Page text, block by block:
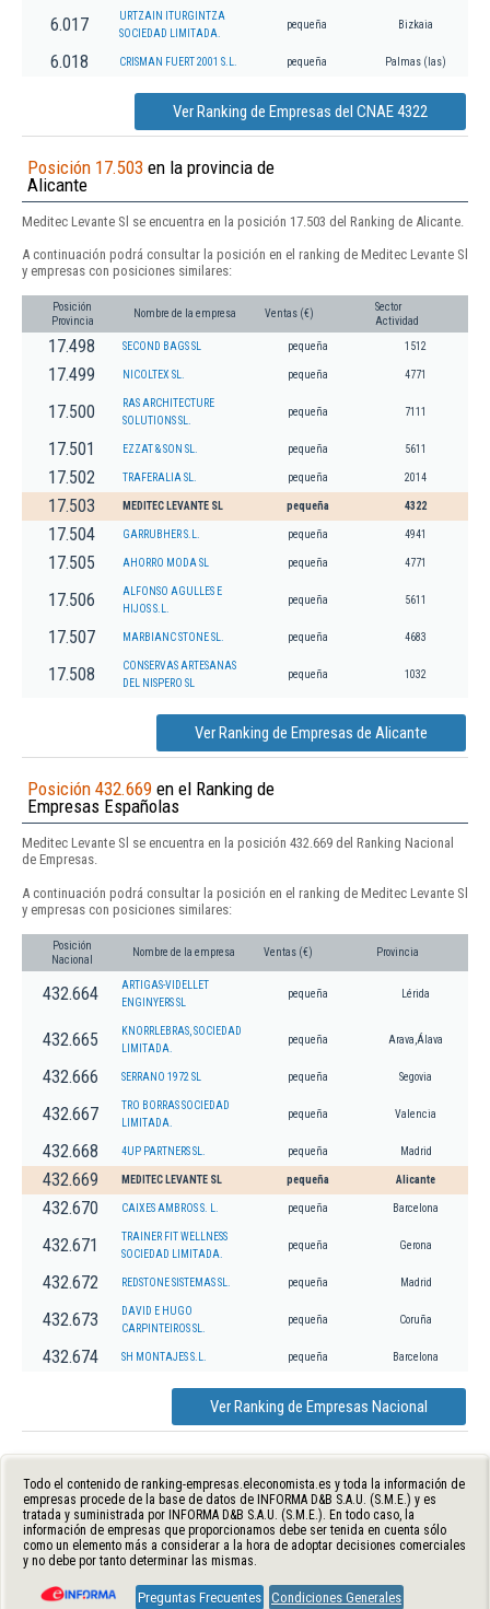
6.017
URTZAIN ITURGINTZA
SOCIEDAD LIMITADA.
pequeña Bizkaia
6.018 CRISMAN FUERT 2001 S.L. pequeña Palmas (las)
Ver Ranking de Empresas del CNAE 4322
Posición 17.503 en la provincia de
Alicante
Meditec Levante Sl se encuentra en la posición 17.503 del Ranking de Alicante.
A continuación podrá consultar la posición en el ranking de Meditec Levante Sl
y empresas con posiciones similares:
Posición
Provincia
Nombre de la empresa Ventas (€)
Sector
Actividad
17.498 SECOND BAGS SL pequeña 1512
17.499 NICOLTEX SL. pequeña 4771
17.500
RAS ARCHITECTURE
SOLUTIONS SL.
pequeña 7111
17.501 EZZAT & SON SL. pequeña 5611
17.502 TRAFERALIA SL. pequeña 2014
17.503 MEDITEC LEVANTE SL pequeña 4322
17.504 GARRUBHER S.L. pequeña 4941
17.505 AHORRO MODA SL pequeña 4771
17.506
ALFONSO AGULLES E
HIJOS S.L.
pequeña 5611
17.507 MARBIANC STONE SL. pequeña 4683
17.508
CONSERVAS ARTESANAS
DEL NISPERO SL
pequeña 1032
Ver Ranking de Empresas de Alicante
Posición 432.669 en el Ranking de
Empresas Españolas
Meditec Levante Sl se encuentra en la posición 432.669 del Ranking Nacional
de Empresas.
A continuación podrá consultar la posición en el ranking de Meditec Levante Sl
y empresas con posiciones similares:
Posición
Nacional
Nombre de la empresa Ventas (€) Provincia
432.664
ARTIGAS-VIDELLET
ENGINYERS SL
pequeña Lérida
432.665
KNORRLEBRAS, SOCIEDAD
LIMITADA.
pequeña Arava,Álava
432.666 SERRANO 1972 SL pequeña Segovia
432.667
TRO BORRAS SOCIEDAD
LIMITADA.
pequeña Valencia
432.668 4UP PARTNERS SL. pequeña Madrid
432.669 MEDITEC LEVANTE SL pequeña Alicante
432.670 CAIXES AMBROS S. L. pequeña Barcelona
432.671
TRAINER FIT WELLNESS
SOCIEDAD LIMITADA.
pequeña Gerona
432.672 REDSTONE SISTEMAS SL. pequeña Madrid
432.673
DAVID E HUGO
CARPINTEIROS SL.
pequeña Coruña
432.674 SH MONTAJES S.L. pequeña Barcelona
Ver Ranking de Empresas Nacional
Todo el contenido de ranking-empresas.eleconomista.es y toda la información de
empresas procede de la base de datos de INFORMA D&B S.A.U. (S.M.E.) y es
tratada y suministrada por INFORMA D&B S.A.U. (S.M.E.). En todo caso, la
información de empresas que proporcionamos debe ser tenida en cuenta sólo
como un elemento más a considerar a la hora de adoptar decisiones comerciales
y no debe por tanto determinar las mismas.
Preguntas Frecuentes Condiciones Generales